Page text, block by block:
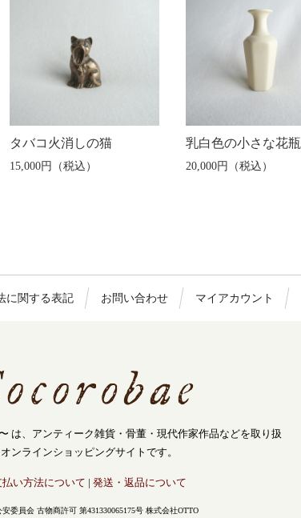
タバコ火消しの猫
15,000円（税込）
乳白色の小さな花瓶
20,000円（税込）
に関する表記 お問い合わせ マイアカウント
は、アンティーク雑貨・骨董・現代作家作品などを取り扱
オンラインショッピングサイトです。
払い方法について 発送・返品について
委員会 古物商許可 第431330065175号 株式会社OTTO